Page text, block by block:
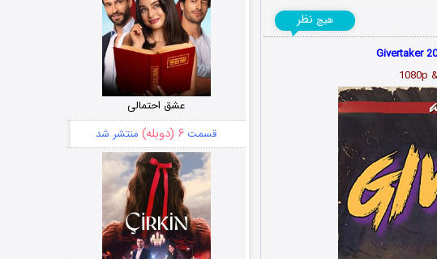
هیچ نظر
عشق احتمالی
قسمت ۶ (دوبله) منتشر شد